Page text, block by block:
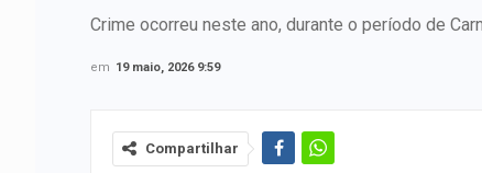
Crime ocorreu neste ano, durante o período de
em 19 maio, 2026 9:59
Compartilhar